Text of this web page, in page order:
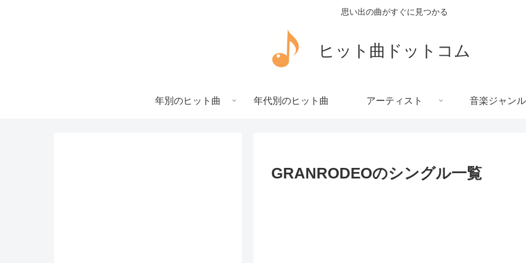
思い出の曲がすぐに見つかる
ヒット曲ドットコム
年別のヒット曲 年代別のヒット曲 アーティスト 音楽ジャンル
GRANRODEOのシングル一覧